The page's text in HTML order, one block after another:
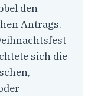
den
Antrags.
sich die